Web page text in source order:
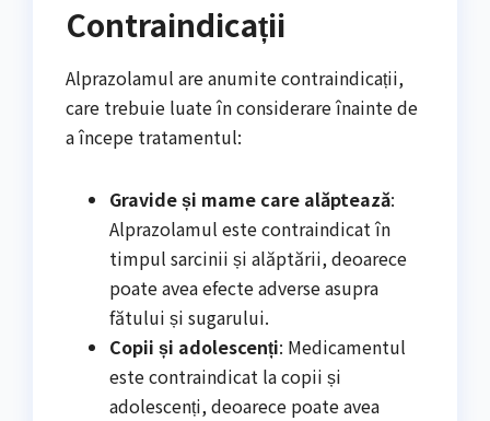
Contraindicații
Alprazolamul are anumite contraindicații,
care trebuie luate în considerare înainte de
a începe tratamentul:
Gravide și mame care alăptează:
Alprazolamul este contraindicat în
timpul sarcinii și alăptării, deoarece
poate avea efecte adverse asupra
fătului și sugarului.
Copii și adolescenți: Medicamentul
este contraindicat la copii și
adolescenți, deoarece poate avea